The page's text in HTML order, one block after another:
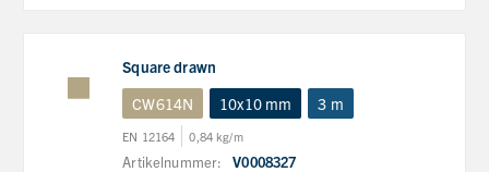
Square drawn
CW614N
10x10 mm 3 m
EN 12164 0,84 kg/m
Artikelnummer: V0008327